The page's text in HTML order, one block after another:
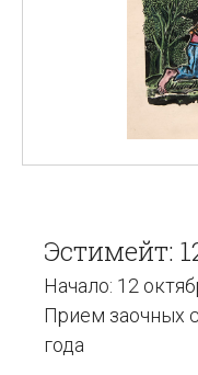
Эстимейт:
Начало: 12
Прием заочных
года